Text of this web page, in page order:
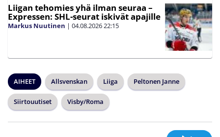
Liigan tehomies yhä ilman seuraa –
Expressen: SHL-seurat iskivät apajille
Markus Nuutinen | 04.08.202622:15
AIHEET Allsvenskan Liiga Peltonen Janne
Siirtouutiset Visby/Roma